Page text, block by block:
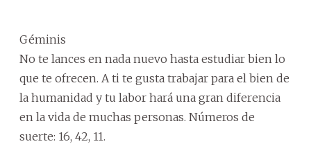
Géminis
No te lances en nada nuevo hasta estudiar bien lo
que te ofrecen. A ti te gusta trabajar para el bien de
la humanidad y tu labor hará una gran diferencia
en la vida de muchas personas. Números de
suerte: 16, 42, 11.